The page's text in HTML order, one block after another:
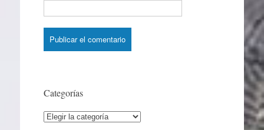
Categorías
Categorías